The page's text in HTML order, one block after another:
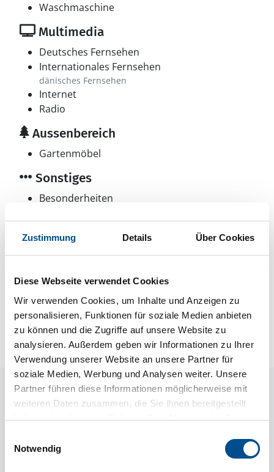
Zustimmung Details Über Cookies
Diese Webseite verwendet Cookies
Wir verwenden Cookies, um Inhalte und Anzeigen zu
personalisieren, Funktionen für soziale Medien anbieten
zu können und die Zugriffe auf unsere Website zu
analysieren. Außerdem geben wir Informationen zu Ihrer
Verwendung unserer Website an unsere Partner für
soziale Medien, Werbung und Analysen weiter. Unsere
Partner führen diese Informationen möglicherweise mit
weiteren Daten zusammen, die Sie ihnen bereitgestellt
haben oder die sie im Rahmen Ihrer Nutzung der Dienste
Notwendig
Waschmaschine
Multimedia
Deutsches Fernsehen
Internationales Fernsehen
dänisches Fernsehen
Internet
Radio
Aussenbereich
Gartenmöbel
Sonstiges
Besonderheiten
Wärmepumpe
Luft-Luft
Neben- und Verbrauchskosten
Die aktuellen Verbrauchskosten finden Sie im
nächsten Schritt im Buchungsformular.
Raumaufteilung